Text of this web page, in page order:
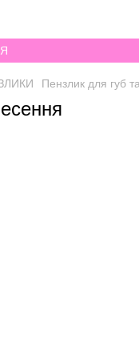
Пензлик для губ